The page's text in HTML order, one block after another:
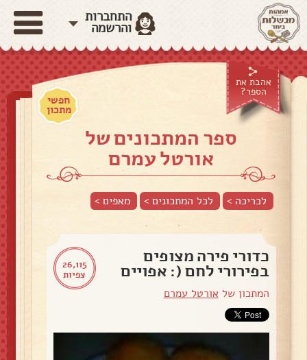
התחברות
והרשמה
אהבת את
הספר?
חפשי
מתכון
ספר המתכונים של
אורטל עמרם
לכריכה > לכל המתכונים > מאפים>
26,115
צפיות
כדורי פירה מצופים
בפירורי לחם (: אפויים
המתכון של אורטל עמרם